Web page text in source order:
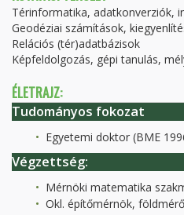
Térinformatika, adatkonverziók,
Geodéziai számítások,
Relációs (tér)adatbázisok
Képfeldolgozás, gépi tanulás,
ÉLETRAJZ:
Tudományos fokozat
Egyetemi doktor (BME
Végzettség:
Mérnöki matematika
Okl. építőmérnök,